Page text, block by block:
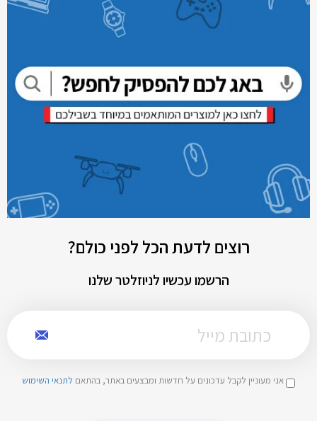
רוצים לדעת הכל לפני כולם?
הרשמו עכשיו לניוזלטר שלנו
אני מעוניין לקבל עדכונים על חדשות ומבצעים באתר, בהתאם לתנאי השימוש